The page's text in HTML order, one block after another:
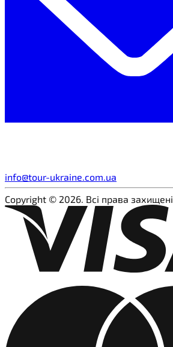
info@tour-ukraine.com.ua
Copyright © 2026. Всі права захищені